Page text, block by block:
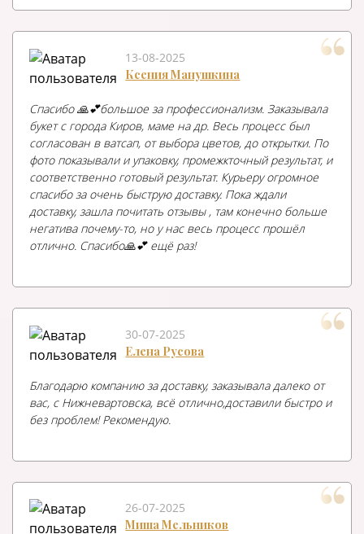
13-08-2025
Ксения Манушкина
Спасибо 🙏💕большое за профессионализм. Заказывала
букет с города Киров, маме на др. Весь процесс был
согласован в ватсап, от выбора цветов, до открытки. По
фото показывали и упаковку, промежкточный результат, и
соответственно готовый результат. Курьеру огромное
спасибо за очень быструю доставку. Пока ждали
доставку, зашла почитать отзывы , там конечно больше
негатива почему-то, но у нас весь процесс прошёл
отлично. Спасибо🙏💕 ещё раз!
30-07-2025
Елена Русова
Благодарю компанию за доставку, заказывала далеко от
вас, с Нижневартовска, всё отлично,доставили быстро и
без проблем! Рекомендую.
26-07-2025
Миша Мельников